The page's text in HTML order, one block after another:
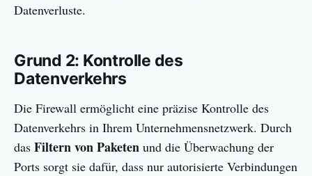
Datenverluste.
Grund 2: Kontrolle des
Datenverkehrs
Die Firewall ermöglicht eine präzise Kontrolle des
Datenverkehrs in Ihrem Unternehmensnetzwerk. Durch
das Filtern von Paketen und die Überwachung der
Ports sorgt sie dafür, dass nur autorisierte Verbindungen